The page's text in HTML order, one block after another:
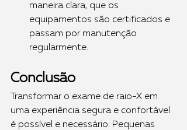
maneira clara, que os
equipamentos são certificados e
passam por manutenção
regularmente.
Conclusão
Transformar o exame de raio-X em
uma experiência segura e confortável
é possível e necessário. Pequenas